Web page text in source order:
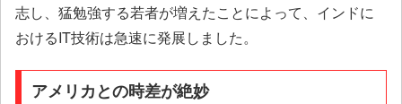
志し、猛勉強する若者が増えたことによって、インドに
おけるIT技術は急速に発展しました。
アメリカとの時差が絶妙